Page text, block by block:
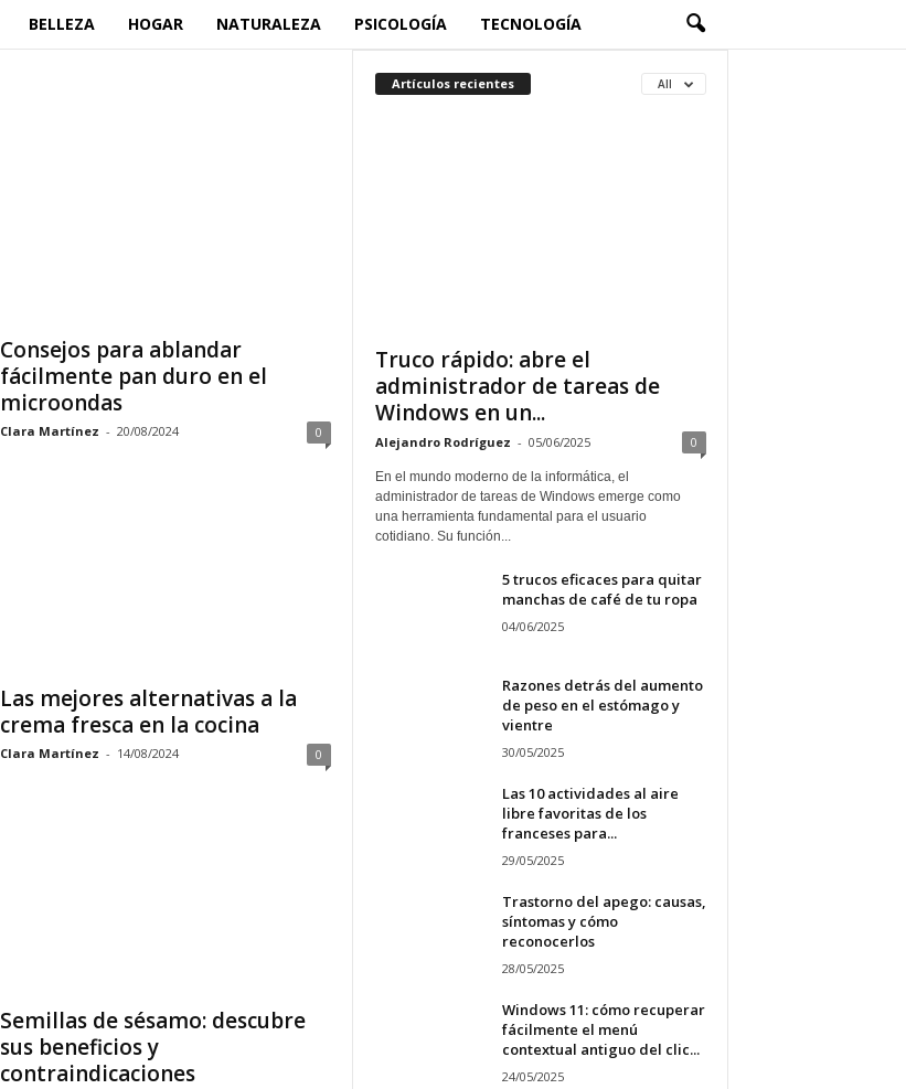
BELLEZA HOGAR NATURALEZA PSICOLOGÍA TECNOLOGÍA
Consejos para ablandar
fácilmente pan duro en el
microondas
Clara Martínez - 20/08/2024 0
Las mejores alternativas a la
crema fresca en la cocina
Clara Martínez - 14/08/2024 0
Semillas de sésamo: descubre
sus beneficios y
contraindicaciones
Artículos recientes All
Truco rápido: abre el
administrador de tareas de
Windows en un...
Alejandro Rodríguez - 05/06/2025 0
En el mundo moderno de la informática, el
administrador de tareas de Windows emerge como
una herramienta fundamental para el usuario
cotidiano. Su función...
5 trucos eficaces para quitar
manchas de café de tu ropa
04/06/2025
Razones detrás del aumento
de peso en el estómago y
vientre
30/05/2025
Las 10 actividades al aire
libre favoritas de los
franceses para...
29/05/2025
Trastorno del apego: causas,
síntomas y cómo
reconocerlos
28/05/2025
Windows 11: cómo recuperar
fácilmente el menú
contextual antiguo del clic...
24/05/2025